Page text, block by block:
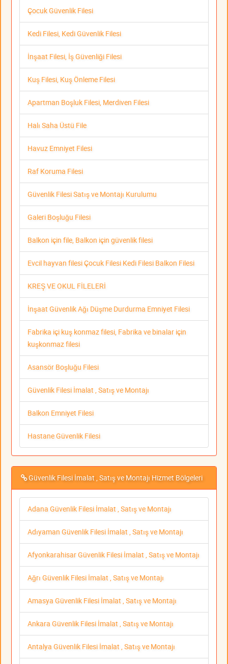
Çocuk Güvenlik Filesi
Kedi Filesi, Kedi Güvenlik Filesi
İnşaat Filesi, İş Güvenliği Filesi
Kuş Filesi, Kuş Önleme Filesi
Apartman Boşluk Filesi, Merdiven Filesi
Halı Saha Üstü File
Havuz Emniyet Filesi
Raf Koruma Filesi
Güvenlik Filesi Satış ve Montajı Kurulumu
Galeri Boşluğu Filesi
Balkon için file, Balkon için güvenlik filesi
Evcil hayvan filesi Çocuk Filesi Kedi Filesi Balkon Filesi
KREŞ VE OKUL FİLELERİ
İnşaat Güvenlik Ağı Düşme Durdurma Emniyet Filesi
Fabrika içi kuş konmaz filesi, Fabrika ve binalar için
kuşkonmaz filesi
Asansör Boşluğu Filesi
Güvenlik Filesi İmalat , Satış ve Montajı
Balkon Emniyet Filesi
Hastane Güvenlik Filesi
Güvenlik Filesi İmalat , Satış ve Montajı Hizmet Bölgeleri
Adana Güvenlik Filesi İmalat , Satış ve Montajı
Adıyaman Güvenlik Filesi İmalat , Satış ve Montajı
Afyonkarahisar Güvenlik Filesi İmalat , Satış ve Montajı
Ağrı Güvenlik Filesi İmalat , Satış ve Montajı
Amasya Güvenlik Filesi İmalat , Satış ve Montajı
Ankara Güvenlik Filesi İmalat , Satış ve Montajı
Antalya Güvenlik Filesi İmalat , Satış ve Montajı